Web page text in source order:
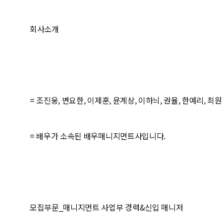
회사소개
= 조진웅, 변요한, 이제훈, 윤계상, 이하늬, 권율, 한예리, 최
= 배우가 소속된 배우매니지먼트사입니다.
모집부문_매니지먼트 사업부 경력&신입 매니저